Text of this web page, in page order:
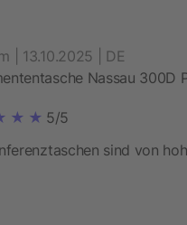
| 13.10.2025 | DE
Nassau 300D
5/5
sind von